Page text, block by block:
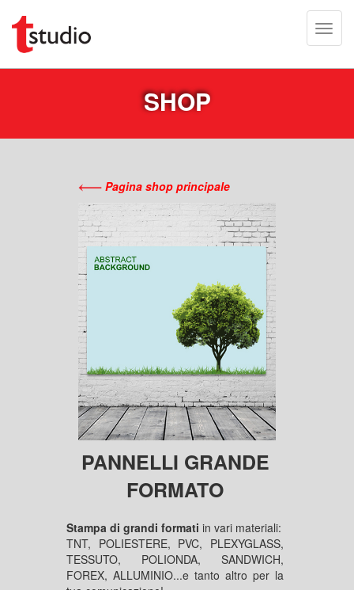
SHOP
Pagina shop principale
PANNELLI GRANDE
FORMATO
Stampa di grandi formati in vari materiali:
TNT, POLIESTERE, PVC, PLEXYGLASS,
TESSUTO, POLIONDA, SANDWICH,
FOREX, ALLUMINIO...e tanto altro per la